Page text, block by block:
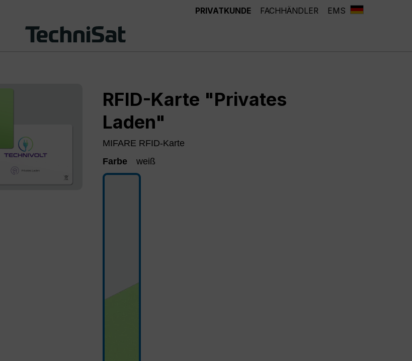
PRIVATKUNDE FACHHÄNDLER EMS
RFID-Karte "Privates
Laden"
MIFARE RFID-Karte
Farbe
weiß